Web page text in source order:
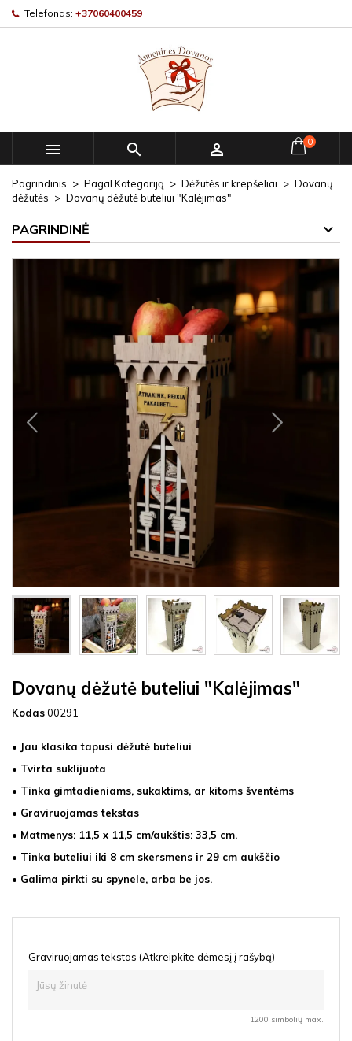
Telefonas: +37060400459
   0
Pagrindinis Pagal Kategoriją Dėžutės ir krepšeliai
Dovanų
dėžutės
Dovanų dėžutė buteliui "Kalėjimas"
PAGRINDINĖ
Dovanų dėžutė buteliui "Kalėjimas"
Kodas00291
• Jau klasika tapusi dėžutė buteliui
• Tvirta suklijuota
• Tinka gimtadieniams, sukaktims, ar kitoms šventėms
• Graviruojamas tekstas
• Matmenys: 11,5 x 11,5 cm/aukštis: 33,5 cm.
• Tinka buteliui iki 8 cm skersmens ir 29 cm aukščio
• Galima pirkti su spynele, arba be jos.
Graviruojamas tekstas (Atkreipkite dėmesį į rašybą)
1200 simbolių max.